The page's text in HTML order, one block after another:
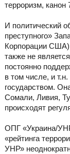
терроризм, канон
И политический
преступного»
Корпорации США)
также не
постоянно
в том числе, и т.н.
государством.
Сомали, Ливия,
происходят
ОПГ «Украина/
«рейтинга
УНР»